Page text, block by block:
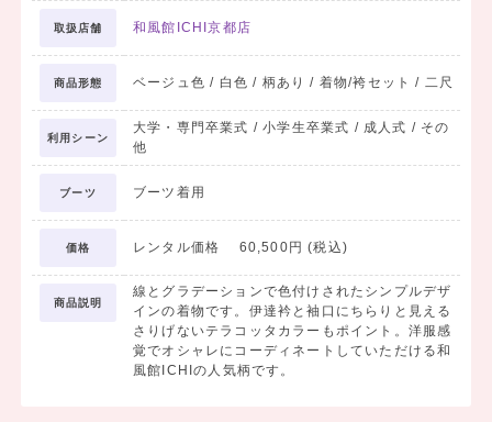
取扱店舗 和風館ICHI京都店
商品形態 ベージュ色 / 白色 / 柄あり / 着物/袴セット / 二尺
利用シーン
大学・専門卒業式 / 小学生卒業式 / 成人式 / その
他
ブーツ ブーツ着用
価格 レンタル価格 60,500円 (税込)
商品説明
線とグラデーションで色付けされたシンプルデザ
インの着物です。伊達衿と袖口にちらりと見える
さりげないテラコッタカラーもポイント。洋服感
覚でオシャレにコーディネートしていただける和
風館ICHIの人気柄です。